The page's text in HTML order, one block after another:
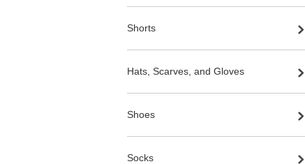
Shorts
Hats, Scarves, and Gloves
Shoes
Socks